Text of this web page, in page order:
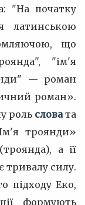
"На початку
латинською
що
"ім'я
— роман
роман».
роль словата
троянди»
а її
тривалу силу.
підходу Еко,
формують